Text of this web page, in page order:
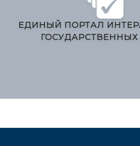
РЕСПУБЛИКАСИ
МАТБУОТ ХИЗМАТИ